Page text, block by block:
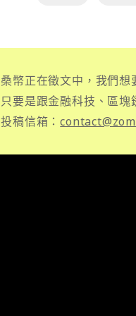
桑幣正在徵文中，我們想
只要是跟金融科技、區
投稿信箱：